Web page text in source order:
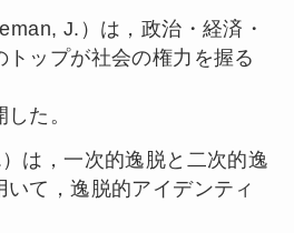
J.）は，政治・経済・
トップが社会の権力を握る
た。
は，一次的逸脱と二次的逸
いて，逸脱的アイデンティ